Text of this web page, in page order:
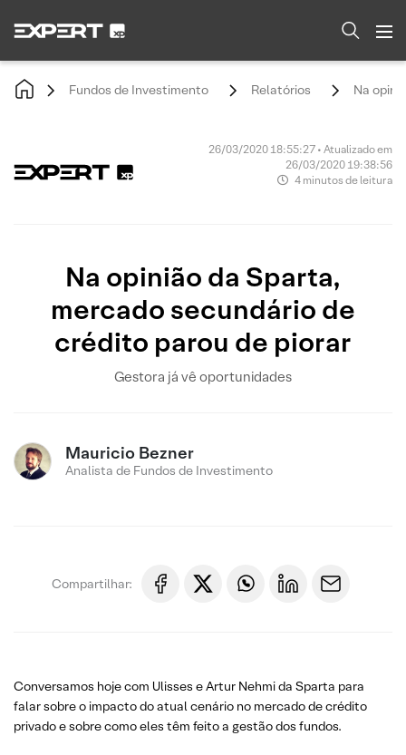
Fundos de Investimento Relatórios Na
26/03/2020 18:55:27 • Atualizado em
26/03/2020 19:38:56
4 minutos de leitura
Na opinião da Sparta,
mercado secundário de
crédito parou de piorar
Gestora já vê oportunidades
Mauricio Bezner
Analista de Fundos de Investimento
Compartilhar:
Conversamos hoje com Ulisses e Artur Nehmi da Sparta para
falar sobre o impacto do atual cenário no mercado de crédito
privado e sobre como eles têm feito a gestão dos fundos.